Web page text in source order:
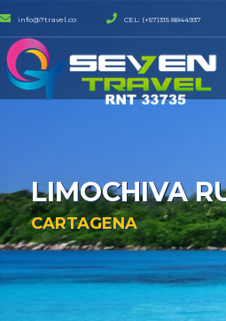
info@7travel.co CEL: (+57)315 8844937
LIMOCHIVA
CARTAGENA